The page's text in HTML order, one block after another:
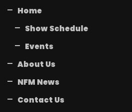
Home
Show Schedule
Events
About Us
NFM News
Contact Us